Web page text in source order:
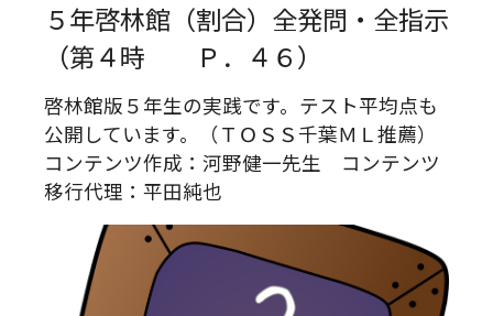
５年啓林館（割合）全発問・全指示
（第４時 Ｐ．４６）
啓林館版５年生の実践です。テスト平均点も
公開しています。（ＴＯＳＳ千葉ＭＬ推薦）
コンテンツ作成：河野健一先生 コンテンツ
移行代理：平田純也